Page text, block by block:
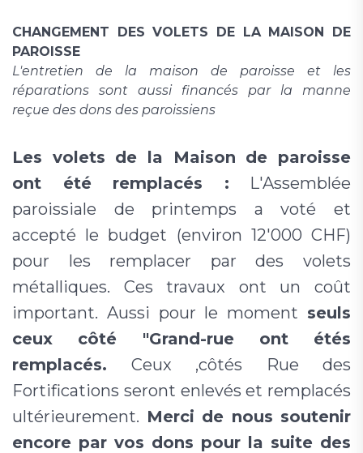
CHANGEMENT DES VOLETS DE LA MAISON DE
PAROISSE
L'entretien de la maison de paroisse et les
réparations sont aussi financés par la manne
reçue des dons des paroissiens
Les volets de la Maison de paroisse
ont été remplacés : L'Assemblée
paroissiale de printemps a voté et
accepté le budget (environ 12'000 CHF)
pour les remplacer par des volets
métalliques. Ces travaux ont un coût
important. Aussi pour le moment seuls
ceux côté "Grand-rue ont étés
remplacés. Ceux ,côtés Rue des
Fortifications seront enlevés et remplacés
ultérieurement. Merci de nous soutenir
encore par vos dons pour la suite des